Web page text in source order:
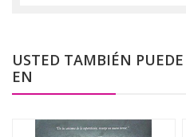
USTED TAMBIÉN
EN